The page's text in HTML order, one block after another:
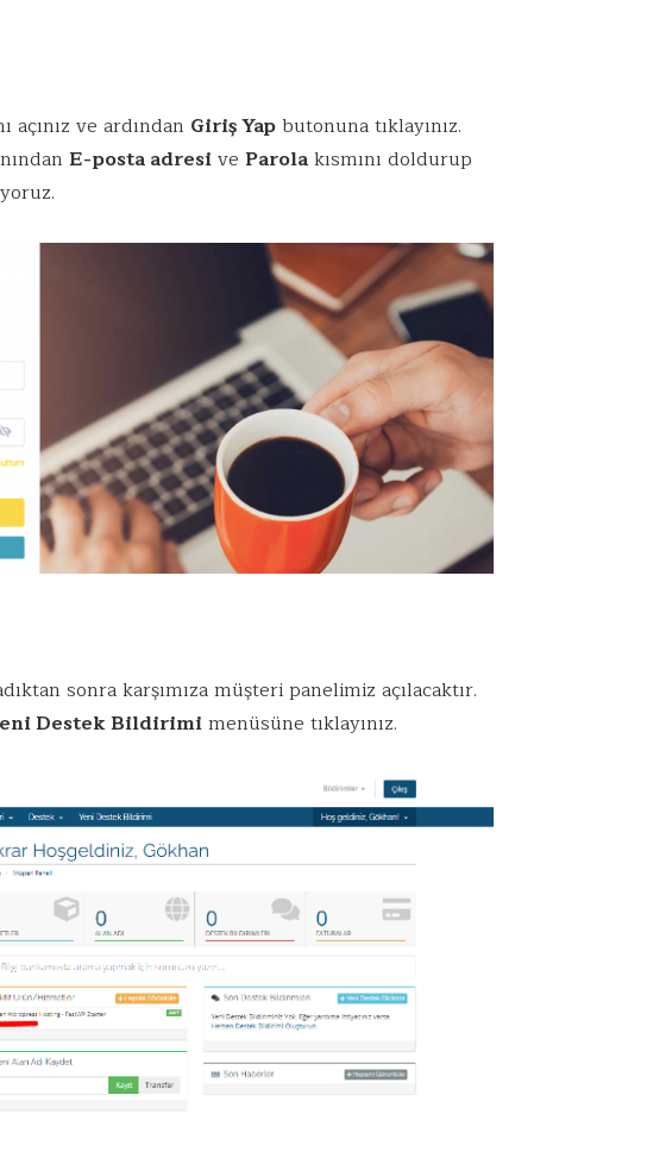
açınız ve ardından Giriş Yapbutonuna tıklayınız.
E-posta adresive Parolakısmını doldurup
sonra karşımıza müşteri panelimiz açılacaktır.
Destek Bildirimimenüsüne tıklayınız.